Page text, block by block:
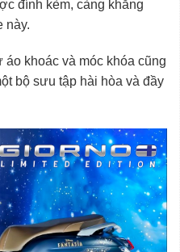
đính kèm, càng khẳng
này.
khoác và móc khóa cũng
bộ sưu tập hài hòa và đầy